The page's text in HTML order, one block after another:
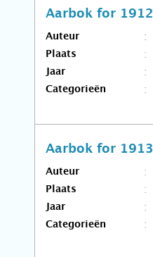
Aarbok for
Auteur
Plaats
Jaar
Categorieën
Aarbok for
Auteur
Plaats
Jaar
Categorieën